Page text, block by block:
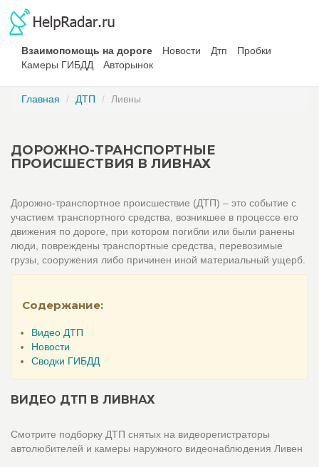
Взаимопомощь на дороге Новости Дтп
Пробки
Камеры ГИБДД
Авторынок
Главная ДТП Ливны
ДОРОЖНО-ТРАНСПОРТНЫЕ
ПРОИСШЕСТВИЯ В ЛИВНАХ
Дорожно-транспортное происшествие (ДТП) – это событие с
участием транспортного средства, возникшее в процессе его
движения по дороге, при котором погибли или были ранены
люди, повреждены транспортные средства, перевозимые
грузы, сооружения либо причинен иной материальный ущерб.
Содержание:
Видео ДТП
Новости
Сводки ГИБДД
ВИДЕО ДТП В ЛИВНАХ
Смотрите подборку ДТП снятых на видеорегистраторы
автолюбителей и камеры наружного видеонаблюдения Ливен